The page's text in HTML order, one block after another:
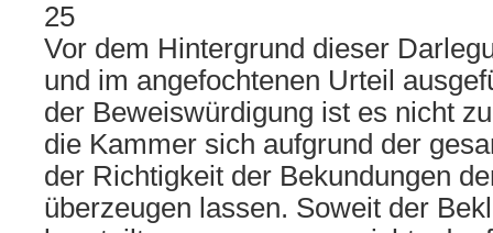
25
Vor dem Hintergrund dieser
und im angefochtenen Urteil
der Beweiswürdigung ist es nicht
die Kammer sich aufgrund der
der Richtigkeit der Bekundungen
überzeugen lassen. Soweit der